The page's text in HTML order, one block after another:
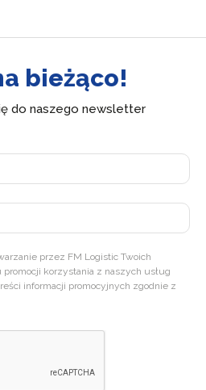
bieżąco!
do naszego newsletter